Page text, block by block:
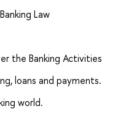
Law
the Banking Activities
loans and payments.
world.